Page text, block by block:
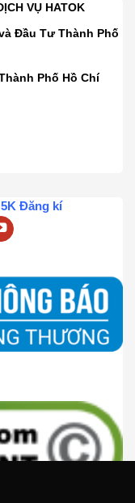
VỤ HATOK
Đầu Tư Thành Phố
Phố Hồ Chí
5K Đăng kí